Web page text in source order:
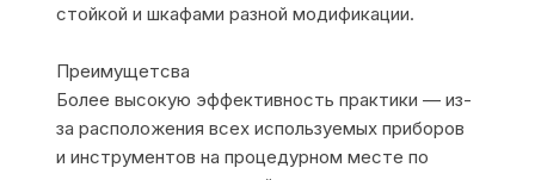
стойкой и шкафами разной модификации.
Преимущетсва
Более высокую эффективность практики — из-
за расположения всех используемых приборов
и инструментов на процедурном месте по